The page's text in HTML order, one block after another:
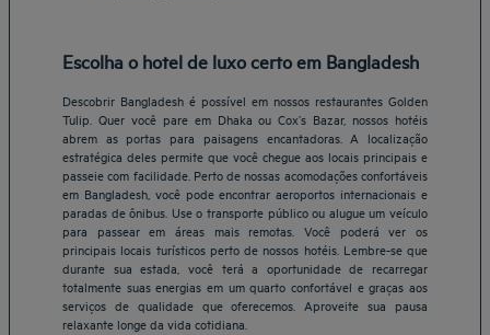
Escolha o hotel de luxo certo em Bangladesh
Descobrir Bangladesh é possível em nossos restaurantes Golden
Tulip. Quer você pare em Dhaka ou Cox’s Bazar, nossos hotéis
abrem as portas para paisagens encantadoras. A localização
estratégica deles permite que você chegue aos locais principais e
passeie com facilidade. Perto de nossas acomodações confortáveis
em Bangladesh, você pode encontrar aeroportos internacionais e
paradas de ônibus. Use o transporte público ou alugue um veículo
para passear em áreas mais remotas. Você poderá ver os
principais locais turísticos perto de nossos hotéis. Lembre-se que
durante sua estada, você terá a oportunidade de recarregar
totalmente suas energias em um quarto confortável e graças aos
serviços de qualidade que oferecemos. Aproveite sua pausa
relaxante longe da vida cotidiana.